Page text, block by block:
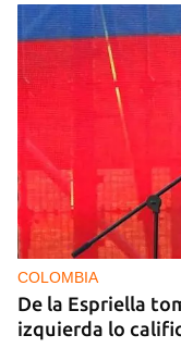
COLOMBIA
De la Espriella
izquierda lo